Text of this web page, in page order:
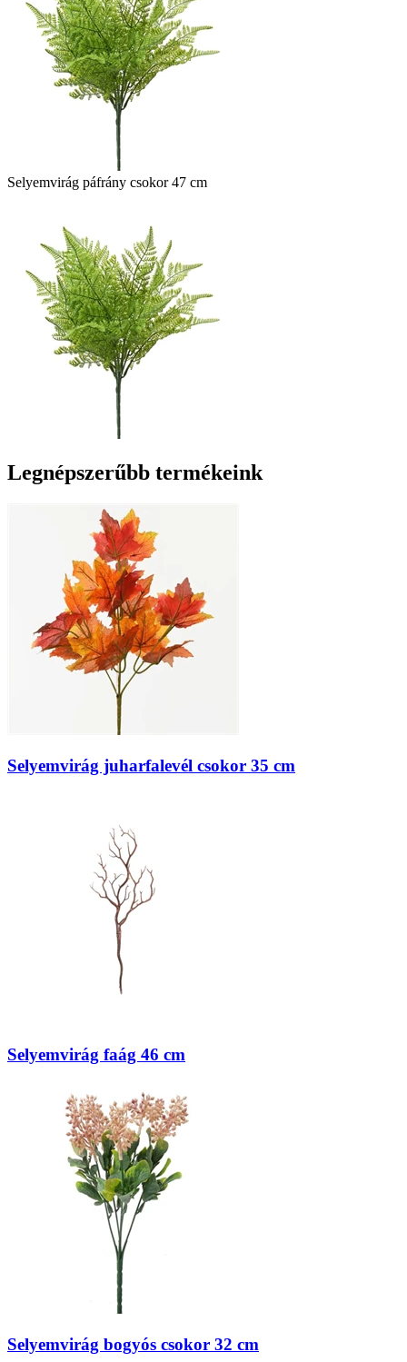
Selyemvirág páfrány csokor 47 cm
Legnépszerűbb termékeink
Selyemvirág juharfalevél csokor 35 cm
Selyemvirág faág 46 cm
Selyemvirág bogyós csokor 32 cm